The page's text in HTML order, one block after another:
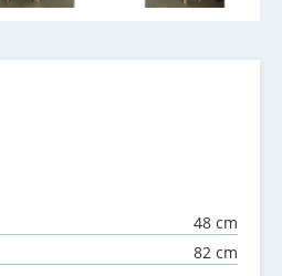
48 cm
82 cm